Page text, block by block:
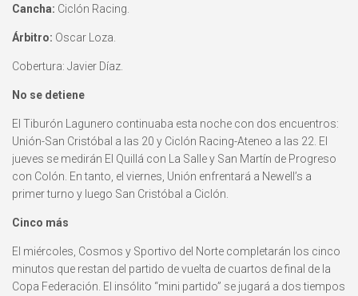
Cancha: Ciclón Racing.
Árbitro: Oscar Loza.
Cobertura: Javier Díaz.
No se detiene
El Tiburón Lagunero continuaba esta noche con dos encuentros:
Unión-San Cristóbal a las 20 y Ciclón Racing-Ateneo a las 22. El
jueves se medirán El Quillá con La Salle y San Martín de Progreso
con Colón. En tanto, el viernes, Unión enfrentará a Newell’s a
primer turno y luego San Cristóbal a Ciclón.
Cinco más
El miércoles, Cosmos y Sportivo del Norte completarán los cinco
minutos que restan del partido de vuelta de cuartos de final de la
Copa Federación. El insólito “mini partido” se jugará a dos tiempos